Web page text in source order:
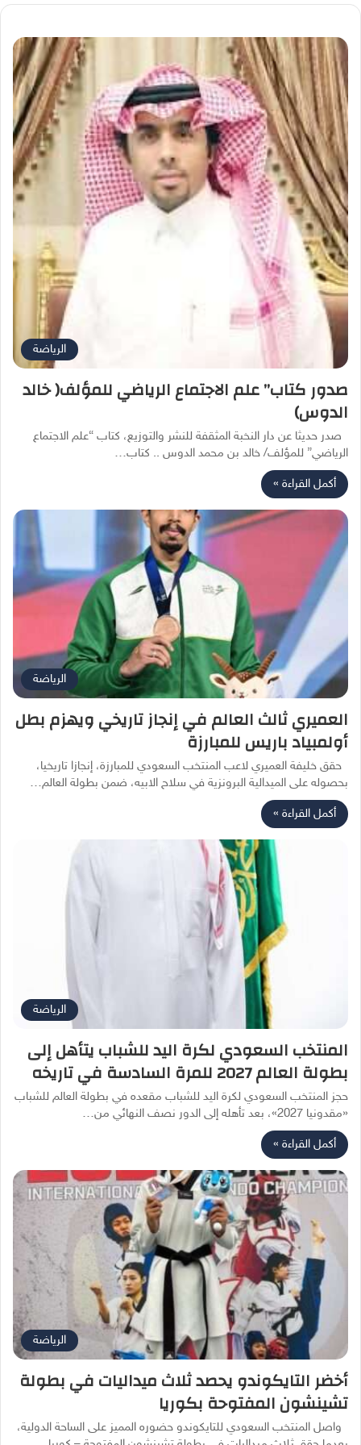
الرياضة
صدور كتاب” علم الاجتماع الرياضي للمؤلف( خالد
الدوس)
صدر حديثا عن دار النخبة المثقفة للنشر والتوزيع، كتاب “علم الاجتماع
الرياضي” للمؤلف/ خالد بن محمد الدوس .. كتاب…
أكمل القراءة »
الرياضة
العميري ثالث العالم في إنجاز تاريخي ويهزم بطل
أولمبياد باريس للمبارزة
حقق خليفة العميري لاعب المنتخب السعودي للمبارزة، إنجازا تاريخيا،
بحصوله على الميدالية البرونزية في سلاح الابيه، ضمن بطولة العالم…
أكمل القراءة »
الرياضة
المنتخب السعودي لكرة اليد للشباب يتأهل إلى
بطولة العالم 2027 للمرة السادسة في تاريخه
حجز المنتخب السعودي لكرة اليد للشباب مقعده في بطولة العالم للشباب
«مقدونيا 2027»، بعد تأهله إلى الدور نصف النهائي من…
أكمل القراءة »
الرياضة
أخضر التايكوندو يحصد ثلاث ميداليات في بطولة
تشينشون المفتوحة بكوريا
واصل المنتخب السعودي للتايكوندو حضوره المميز على الساحة الدولية،